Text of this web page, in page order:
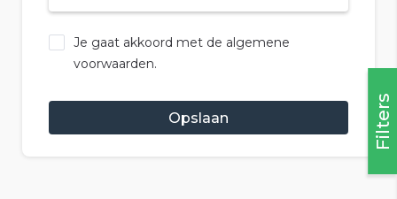
Filters
Je gaat akkoord met de algemene
voorwaarden.
Opslaan